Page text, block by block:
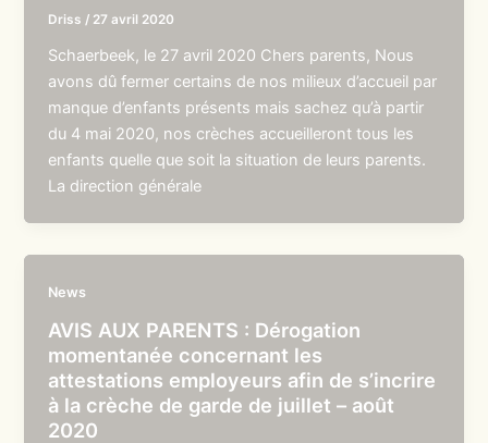
Driss / 27 avril 2020
Schaerbeek, le 27 avril 2020 Chers parents, Nous
avons dû fermer certains de nos milieux d’accueil par
manque d’enfants présents mais sachez qu’à partir
du 4 mai 2020, nos crèches accueilleront tous les
enfants quelle que soit la situation de leurs parents.
La direction générale
News
AVIS AUX PARENTS : Dérogation
momentanée concernant les
attestations employeurs afin de s’incrire
à la crèche de garde de juillet – août
2020